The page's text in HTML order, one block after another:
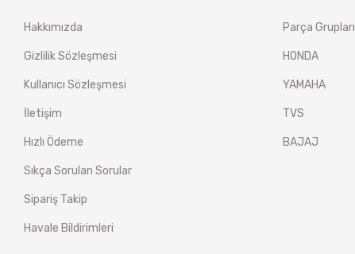
Hakkımızda
Gizlilik Sözleşmesi
Kullanıcı Sözleşmesi
İletişim
Hızlı Ödeme
Sıkça Sorulan Sorular
Sipariş Takip
Havale Bildirimleri
Parça Grupları
HONDA
YAMAHA
TVS
BAJAJ